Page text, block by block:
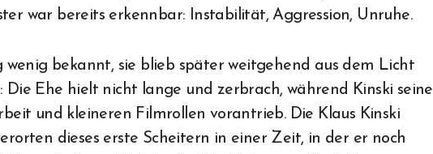
war bereits erkennbar: Instabilität, Aggression, Unruhe.
bekannt, sie blieb später weitgehend aus dem Licht
Ehe hielt nicht lange und zerbrach, während Kinski seine
und kleineren Filmrollen vorantrieb. Die Klaus Kinski
dieses erste Scheitern in einer Zeit, in der er noch